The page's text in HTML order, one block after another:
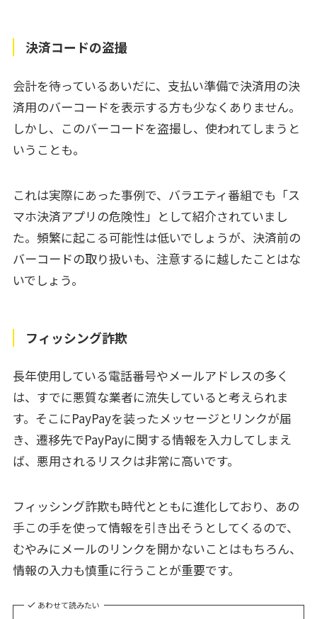
決済コードの盗撮
会計を待っているあいだに、支払い準備で決済用の決
済用のバーコードを表示する方も少なくありません。
しかし、このバーコードを盗撮し、使われてしまうと
いうことも。
これは実際にあった事例で、バラエティ番組でも「ス
マホ決済アプリの危険性」として紹介されていまし
た。頻繁に起こる可能性は低いでしょうが、決済前の
バーコードの取り扱いも、注意するに越したことはな
いでしょう。
フィッシング詐欺
長年使用している電話番号やメールアドレスの多く
は、すでに悪質な業者に流失していると考えられま
す。そこにPayPayを装ったメッセージとリンクが届
き、遷移先でPayPayに関する情報を入力してしまえ
ば、悪用されるリスクは非常に高いです。
フィッシング詐欺も時代とともに進化しており、あの
手この手を使って情報を引き出そうとしてくるので、
むやみにメールのリンクを開かないことはもちろん、
情報の入力も慎重に行うことが重要です。
あわせて読みたい